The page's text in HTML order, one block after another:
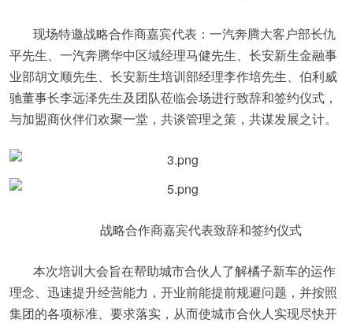
现场特邀战略合作商嘉宾代表：一汽奔腾大客户部长仇
平先生、一汽奔腾华中区域经理马健先生、长安新生金融事
业部胡文顺先生、长安新生培训部经理李作培先生、伯利威
驰董事长李远泽先生及团队莅临会场进行致辞和签约仪式，
与加盟商伙伴们欢聚一堂，共谈管理之策，共谋发展之计。
战略合作商嘉宾代表致辞和签约仪式
本次培训大会旨在帮助城市合伙人了解橘子新车的运作
理念、迅速提升经营能力，开业前能提前规避问题，并按照
集团的各项标准、要求落实，从而使城市合伙人实现尽快开